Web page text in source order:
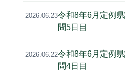
2026.06.23令和8年6月定例
問5日目
2026.06.22令和8年6月定例
問4日目